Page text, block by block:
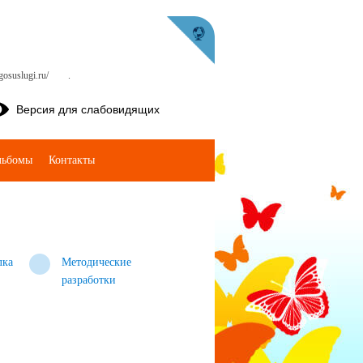
Методические
разработки
.
Версия для слабовидящих
Контакты